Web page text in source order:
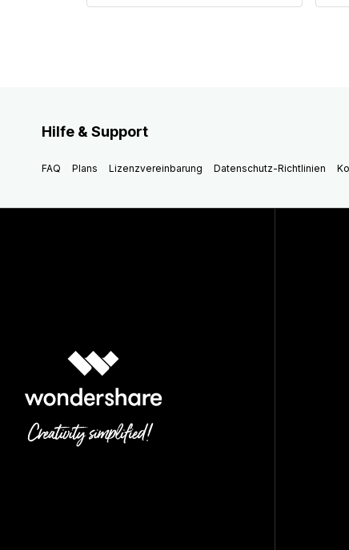
Hilfe & Support
FAQ Plans Lizenzvereinbarung Datenschutz-Richtlinien